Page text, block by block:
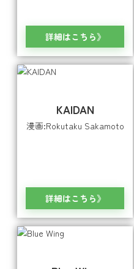
詳細はこちら
KAIDAN
漫画:Rokutaku Sakamoto
詳細はこちら